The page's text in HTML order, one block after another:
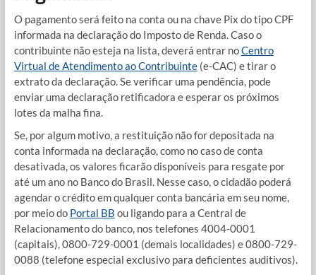
O pagamento será feito na conta ou na chave Pix do tipo CPF
informada na declaração do Imposto de Renda. Caso o
contribuinte não esteja na lista, deverá entrar noCentro
Virtual de Atendimento ao Contribuinte(e-CAC) e tirar o
extrato da declaração. Se verificar uma pendência, pode
enviar uma declaração retificadora e esperar os próximos
lotes da malha fina.
Se, por algum motivo, a restituição não for depositada na
conta informada na declaração, como no caso de conta
desativada, os valores ficarão disponíveis para resgate por
até um ano no Banco do Brasil. Nesse caso, o cidadão poderá
agendar o crédito em qualquer conta bancária em seu nome,
por meio do Portal BB ou ligando para a Central de
Relacionamento do banco, nos telefones 4004-0001
(capitais), 0800-729-0001 (demais localidades) e 0800-729-
0088 (telefone especial exclusivo para deficientes auditivos).